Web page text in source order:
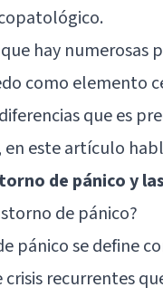
hay
como elemento
que es
este artículo
de pánico y
de pánico?
pánicose define
crisis recurrentes